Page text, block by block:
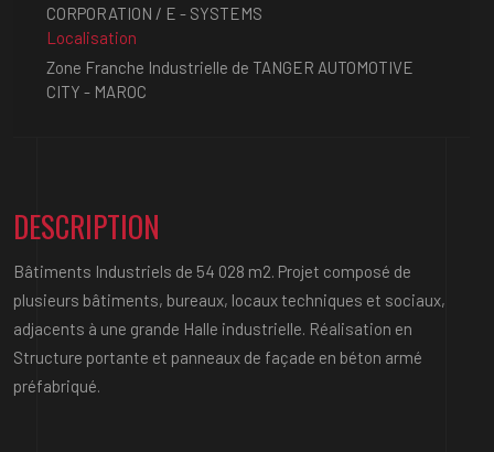
CORPORATION / E - SYSTEMS
Localisation
Zone Franche Industrielle de TANGER AUTOMOTIVE
CITY - MAROC
DESCRIPTION
Bâtiments Industriels de 54 028 m2. Projet composé de
plusieurs bâtiments, bureaux, locaux techniques et sociaux,
adjacents à une grande Halle industrielle. Réalisation en
Structure portante et panneaux de façade en béton armé
préfabriqué.